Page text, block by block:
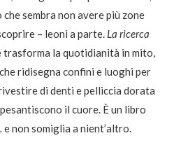
che sembra non avere più zone
– leoni a parte. La ricerca
trasforma la quotidianità in mito,
ridisegna confini e luoghi per
di denti e pelliccia dorata
il cuore. È un libro
non somiglia a nient’altro.